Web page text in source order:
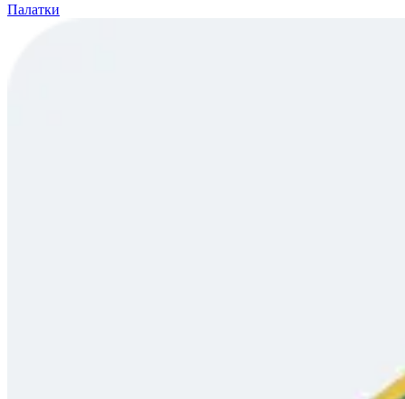
Палатки